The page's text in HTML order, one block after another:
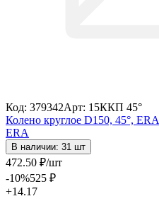
Код: 379342Арт: 15ККП 45°
Колено круглое D150, 45°, ERA
ERA
В наличии: 31 шт
472.50 ₽/шт
-10%525 ₽
+14.17